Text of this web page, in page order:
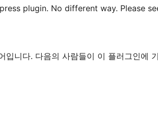
plugin. No different way. Please
입니다. 다음의 사람들이 이 플러그인에